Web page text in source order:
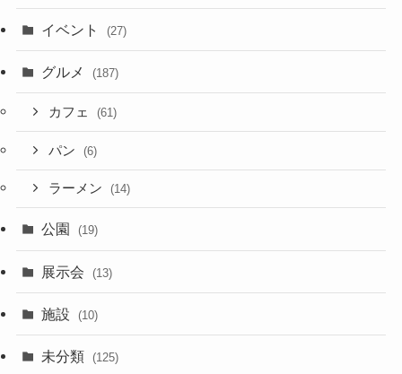
イベント (27)
グルメ (187)
カフェ (61)
パン (6)
ラーメン (14)
公園 (19)
展示会 (13)
施設 (10)
未分類 (125)